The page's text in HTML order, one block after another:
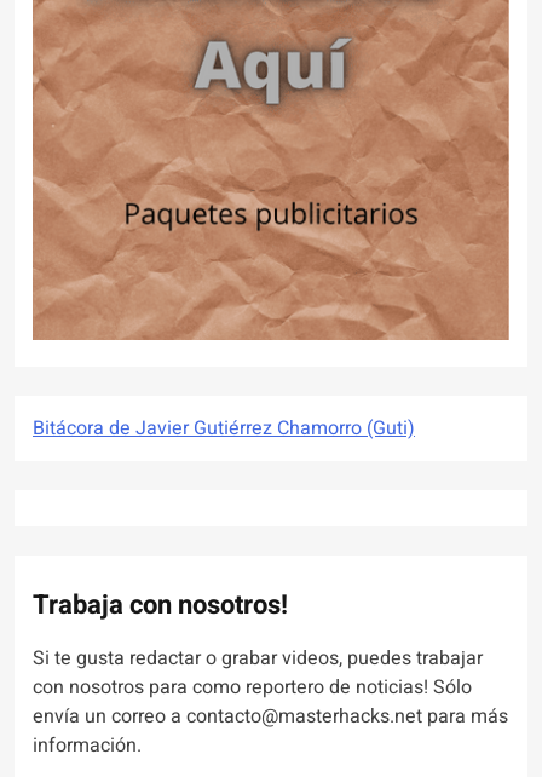
Bitácora de Javier Gutiérrez Chamorro (Guti)
Trabaja con nosotros!
Si te gusta redactar o grabar videos, puedes trabajar
con nosotros para como reportero de noticias! Sólo
envía un correo a contacto@masterhacks.net para más
información.